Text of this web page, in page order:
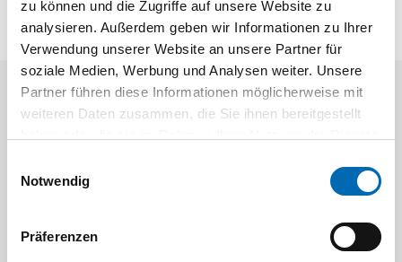
zu können und die Zugriffe auf unsere Website zu
analysieren. Außerdem geben wir Informationen zu Ihrer
Verwendung unserer Website an unsere Partner für
soziale Medien, Werbung und Analysen weiter. Unsere
Partner führen diese Informationen möglicherweise mit
weiteren Daten zusammen, die Sie ihnen bereitgestellt
Notwendig
Präferenzen
Aktuelle Angebote